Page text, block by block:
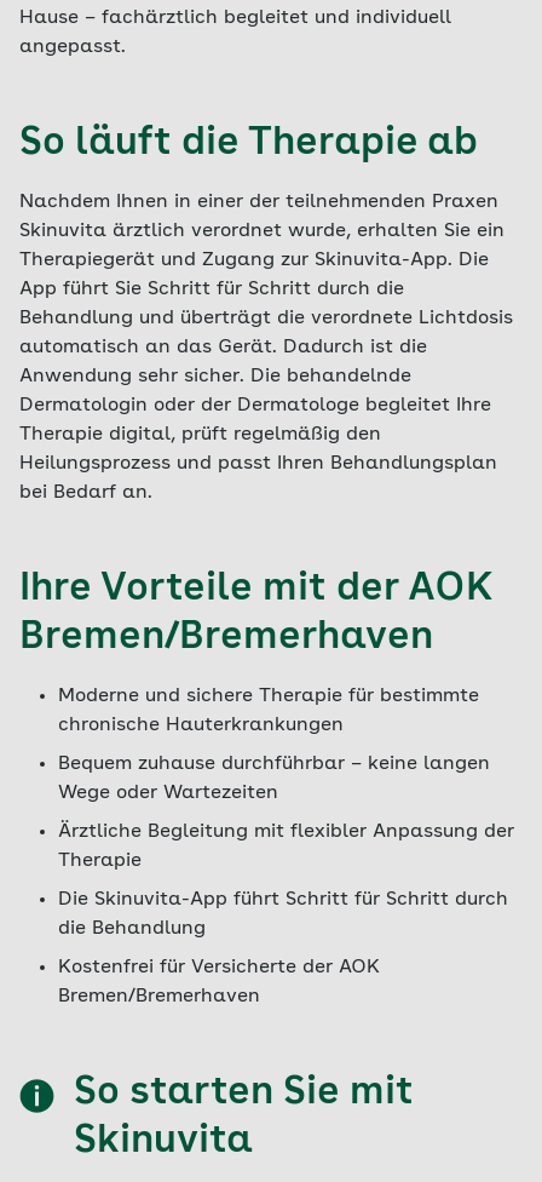
Hause – fachärztlich begleitet und individuell
angepasst.
So läuft die Therapie ab
Nachdem Ihnen in einer der teilnehmenden Praxen
Skinuvita ärztlich verordnet wurde, erhalten Sie ein
Therapiegerät und Zugang zur Skinuvita-App. Die
App führt Sie Schritt für Schritt durch die
Behandlung und überträgt die verordnete Lichtdosis
automatisch an das Gerät. Dadurch ist die
Anwendung sehr sicher. Die behandelnde
Dermatologin oder der Dermatologe begleitet Ihre
Therapie digital, prüft regelmäßig den
Heilungsprozess und passt Ihren Behandlungsplan
bei Bedarf an.
Ihre Vorteile mit der AOK
Bremen/Bremerhaven
Moderne und sichere Therapie für bestimmte
chronische Hauterkrankungen
Bequem zuhause durchführbar – keine langen
Wege oder Wartezeiten
Ärztliche Begleitung mit flexibler Anpassung der
Therapie
Die Skinuvita-App führt Schritt für Schritt durch
die Behandlung
Kostenfrei für Versicherte der AOK
Bremen/Bremerhaven
So starten Sie mit
Skinuvita